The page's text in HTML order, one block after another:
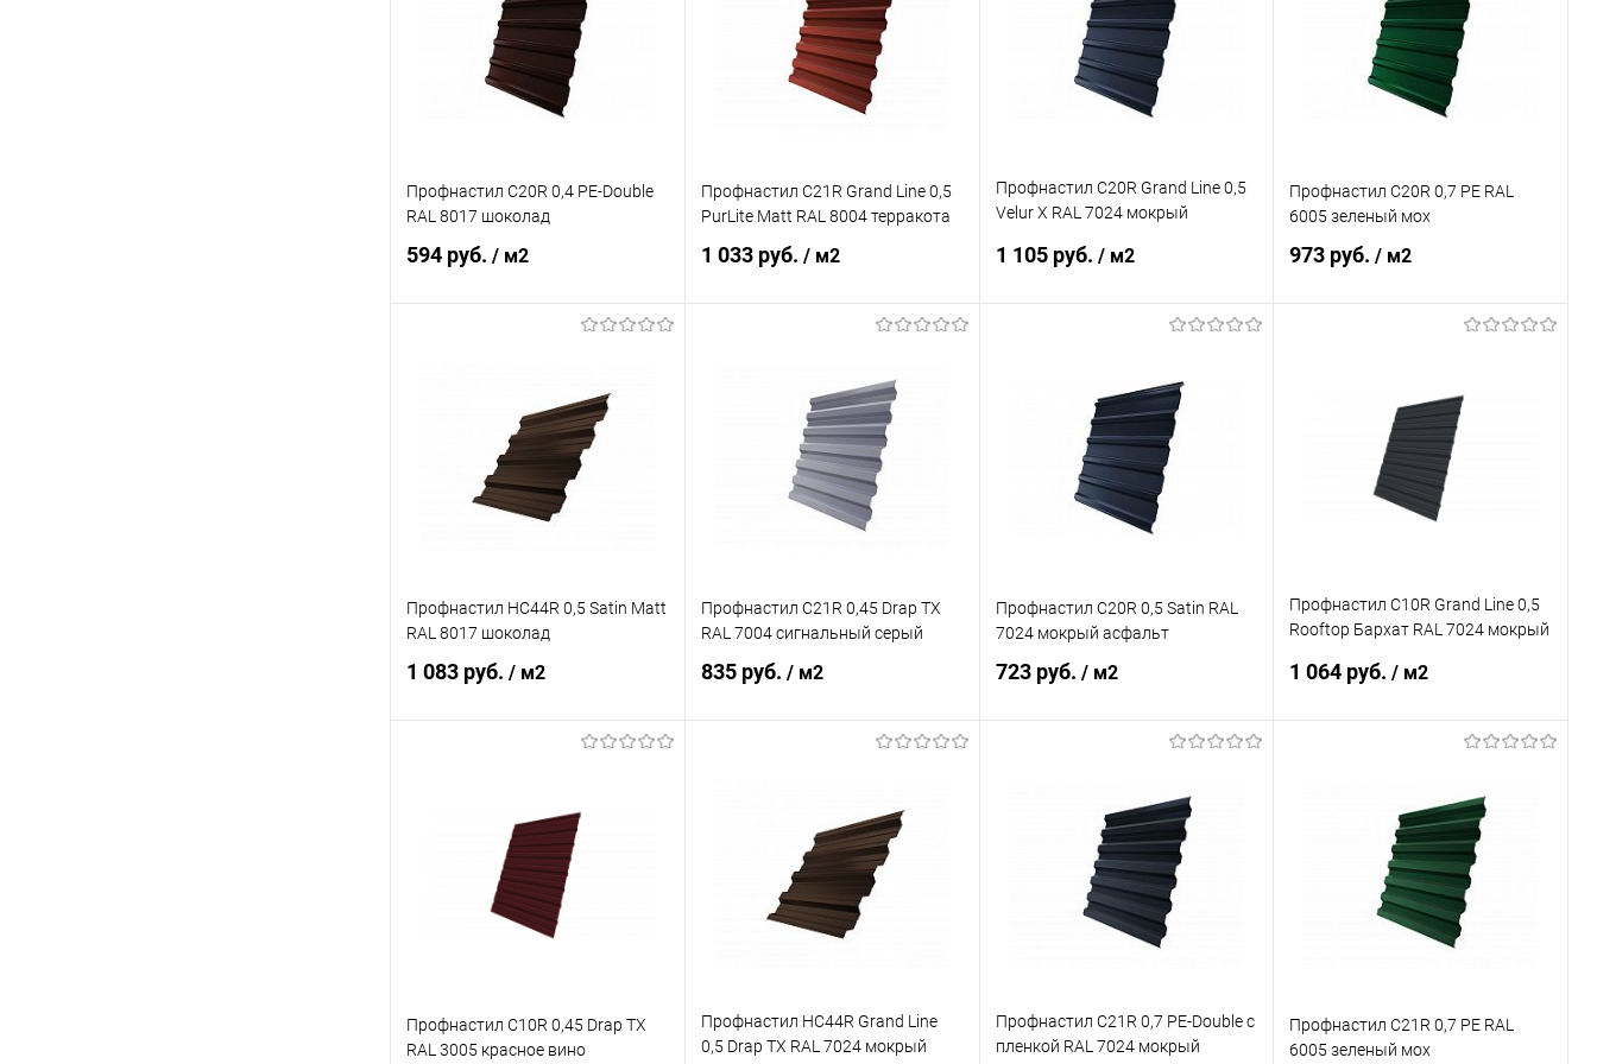
В избранное Под заказ В избранное Под заказ В избранное Под заказ В избранное Под заказ
Профнастил С20R 0,4 PE-Double
RAL 8017 шоколад
594 руб. / м2
Купить в 1 клик Сравнение
В избранное Под заказ
Профнастил С21R Grand Line 0,5
PurLite Matt RAL 8004 терракота
1 033 руб. / м2
Купить в 1 клик Сравнение
В избранное Под заказ
Профнастил С20R Grand Line 0,5
Velur X RAL 7024 мокрый
1 105 руб. / м2
Купить в 1 клик Сравнение
В избранное Под заказ
Профнастил С20R 0,7 PE RAL
6005 зеленый мох
973 руб./ м2
Купить в 1 клик Сравнение
В избранное
Профнастил НС44R 0,5 Satin Matt
RAL 8017 шоколад
1 083 руб. / м2
Купить в 1 клик Сравнение
В избранное
Профнастил С21R 0,45 Drap TX
RAL 7004 сигнальный серый
835 руб. / м2
Купить в 1 клик Сравнение
В избранное Под заказ
Профнастил С20R 0,5 Satin RAL
7024 мокрый асфальт
723 руб. / м2
Купить в 1 клик Сравнение
В избранное Под заказ
Профнастил С10R Grand Line 0,5
Rooftop Бархат RAL 7024 мокрый
1 064 руб./ м2
Купить в 1 клик Сравнение
В избранное Под заказ
Профнастил С10R 0,45 Drap TX
RAL 3005 красное вино
Профнастил НС44R Grand Line
0,5 Drap TX RAL 7024 мокрый
Профнастил С21R 0,7 PE-Double с
пленкой RAL 7024 мокрый
Профнастил С21R 0,7 PE RAL
6005 зеленый мох